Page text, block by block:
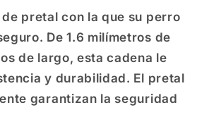
pretal con la que su perro
De 1.6 milímetros de
de largo, esta cadena le
y durabilidad. El pretal
garantizan la seguridad